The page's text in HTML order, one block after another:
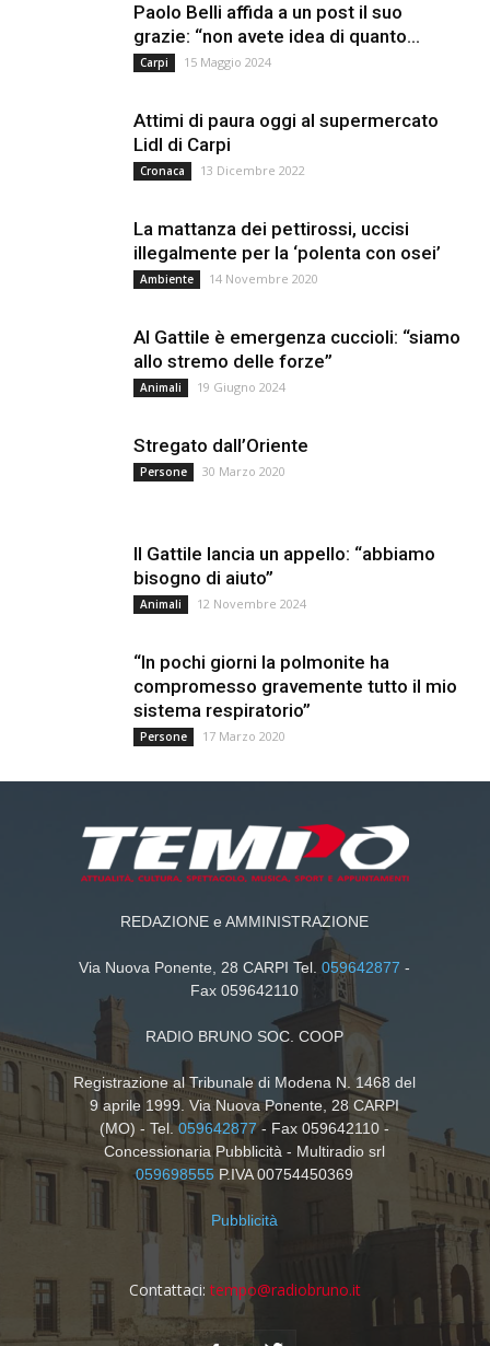
Paolo Belli affida a un post il suo
grazie: “non avete idea di quanto...
Carpi 15 Maggio 2024
Attimi di paura oggi al supermercato
Lidl di Carpi
Cronaca 13 Dicembre 2022
La mattanza dei pettirossi, uccisi
illegalmente per la ‘polenta con osei’
Ambiente 14 Novembre 2020
Al Gattile è emergenza cuccioli: “siamo
allo stremo delle forze”
Animali 19 Giugno 2024
Stregato dall’Oriente
Persone 30 Marzo 2020
Il Gattile lancia un appello: “abbiamo
bisogno di aiuto”
Animali 12 Novembre 2024
“In pochi giorni la polmonite ha
compromesso gravemente tutto il mio
sistema respiratorio”
Persone 17 Marzo 2020
REDAZIONE e AMMINISTRAZIONE
Via Nuova Ponente, 28 CARPI Tel.059642877 -
Fax 059642110
RADIO BRUNO SOC. COOP
Registrazione al Tribunale di Modena N. 1468 del
9 aprile 1999. Via Nuova Ponente, 28 CARPI
(MO) - Tel.059642877- Fax 059642110 -
Concessionaria Pubblicità - Multiradio srl
059698555 P.IVA 00754450369
Pubblicità
Contattaci: tempo@radiobruno.it